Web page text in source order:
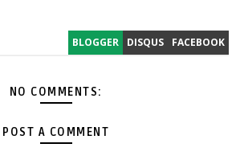
BLOGGER DISQUS FACEBOOK
NO COMMENTS:
POST A COMMENT